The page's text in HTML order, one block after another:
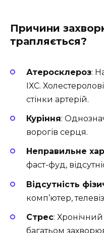
Причини
трапляється?
Атеросклероз:
ІХС.
стінки артерій.
Куріння:
ворогів серця.
Неправильне
фаст-фуд,
Відсутність
комп’ютер,
Стрес:
багатьом